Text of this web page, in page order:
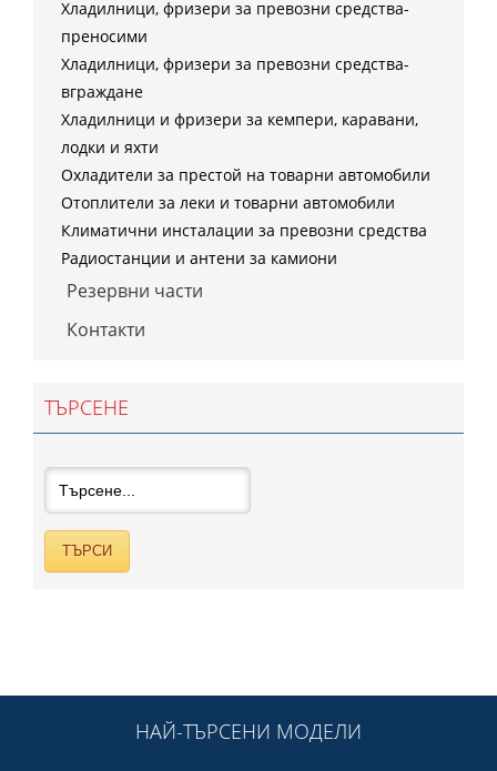
Хладилници, фризери за превозни средства-
преносими
Хладилници, фризери за превозни средства-
вграждане
Хладилници и фризери за кемпери, каравани,
лодки и яхти
Охладители за престой на товарни автомобили
Отоплители за леки и товарни автомобили
Климатични инсталации за превозни средства
Радиостанции и антени за камиони
Резервни части
Контакти
ТЪРСЕНЕ
НАЙ-ТЪРСЕНИ МОДЕЛИ